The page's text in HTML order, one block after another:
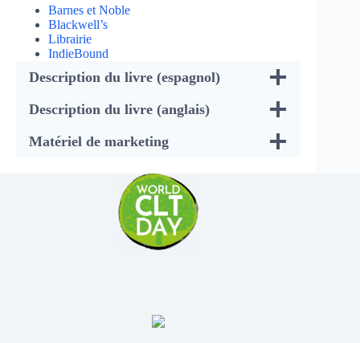
Barnes et Noble
Blackwell’s
Librairie
IndieBound
Description du livre (espagnol)
Description du livre (anglais)
Matériel de marketing